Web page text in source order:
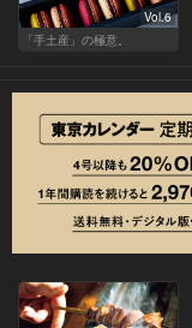
Vol.6
「手土産」の極意。